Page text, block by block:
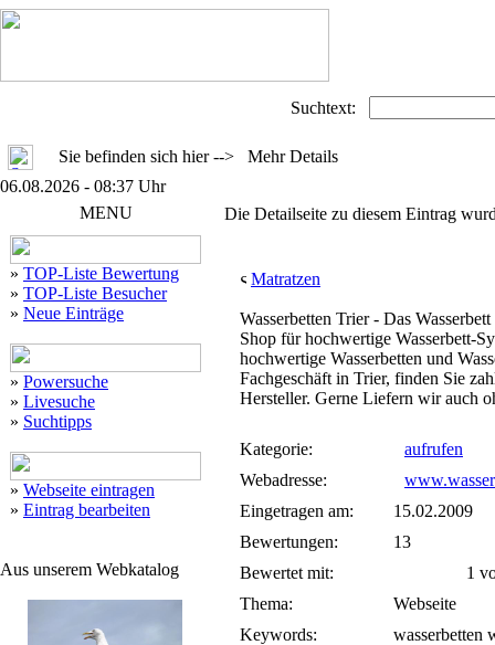
Suchtext:
Sie befinden sich hier --> Mehr Details
06.08.2026 - 08:37 Uhr
MENU
» TOP-Liste Bewertung
» TOP-Liste Besucher
» Neue Einträge
» Powersuche
» Livesuche
» Suchtipps
» Webseite eintragen
» Eintrag bearbeiten
Aus unserem Webkatalog
Die Detailseite zu diesem Eintrag
Matratzen
Wasserbetten Trier - Das
Shop für hochwertige Wasserbett-
hochwertige Wasserbetten und
Fachgeschäft in Trier, finden Sie
Hersteller. Gerne Liefern wir auch
Kategorie:
aufrufen
Webadresse:
Eingetragen am:
15.02.2009
Bewertungen:
13
Bewertet mit:
1
Thema:
Webseite
Keywords:
wasserbetten